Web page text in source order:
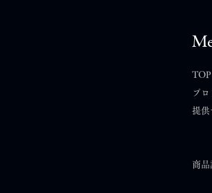
夢叶イベント東京会場 出
TOP
プ
提供
商品